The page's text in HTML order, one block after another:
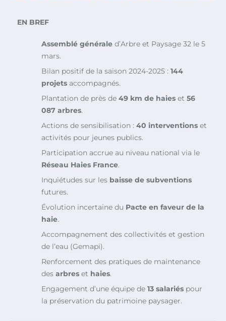
EN BREF
Assemblé générale d’Arbre et Paysage 32 le 5
mars.
Bilan positif de la saison 2024-2025 : 144
projets accompagnés.
Plantation de près de 49 km de haies et 56
087 arbres.
Actions de sensibilisation : 40 interventions et
activités pour jeunes publics.
Participation accrue au niveau national via le
Réseau Haies France.
Inquiétudes sur les baisse de subventions
futures.
Évolution incertaine du Pacte en faveur de la
haie.
Accompagnement des collectivités et gestion
de l’eau (Gemapi).
Renforcement des pratiques de maintenance
des arbres et haies.
Engagement d’une équipe de 13 salariés pour
la préservation du patrimoine paysager.